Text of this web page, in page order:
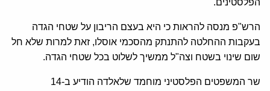
הפלסטינים.
הרש"פ מנסה להראות כי היא בעצם הריבון על שטחי הגדה
בעקבות ההחלטה להתנתק מהסכמי אוסלו, זאת למרות שלא חל
שום שינוי בשטח וצה"ל ממשיך לשלוט בכל שטחי הגדה.
שר המשפטים הפלסטיני מוחמד שלאלדה הודיע ב-14